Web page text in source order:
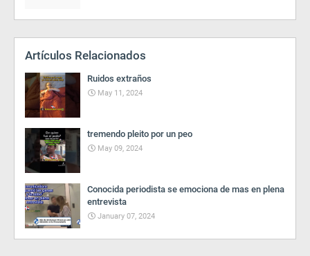
Artículos Relacionados
Ruidos extraños
May 11, 2024
tremendo pleito por un peo
May 09, 2024
Conocida periodista se emociona de mas en plena
entrevista
January 07, 2024